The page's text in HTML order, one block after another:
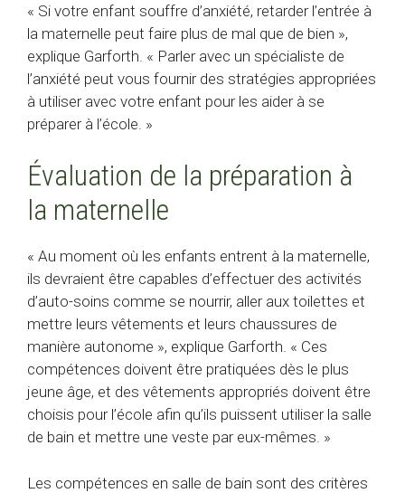
« Si votre enfant souffre d’anxiété, retarder l’entrée à
la maternelle peut faire plus de mal que de bien »,
explique Garforth. « Parler avec un spécialiste de
l’anxiété peut vous fournir des stratégies appropriées
à utiliser avec votre enfant pour les aider à se
préparer à l’école. »
Évaluation de la préparation à
la maternelle
« Au moment où les enfants entrent à la maternelle,
ils devraient être capables d’effectuer des activités
d’auto-soins comme se nourrir, aller aux toilettes et
mettre leurs vêtements et leurs chaussures de
manière autonome », explique Garforth. « Ces
compétences doivent être pratiquées dès le plus
jeune âge, et des vêtements appropriés doivent être
choisis pour l’école afin qu’ils puissent utiliser la salle
de bain et mettre une veste par eux-mêmes. »
Les compétences en salle de bain sont des critères